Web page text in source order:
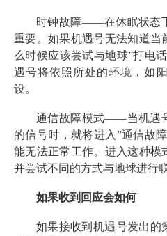
时钟故障——在休眠状态
重要。如果机遇号无法知道当
么时候应该尝试与地球”打电
遇号将依照所处的环境，如
设。
通信故障模式——当机遇
的信号时，就将进入”通信故
能无法正常工作。进入这种模
并尝试不同的方式与地球进行联
如果收到回应会如何
如果接收到机遇号发出的